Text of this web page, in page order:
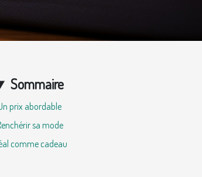
Sommaire
prix abordable
sa mode
comme cadeau